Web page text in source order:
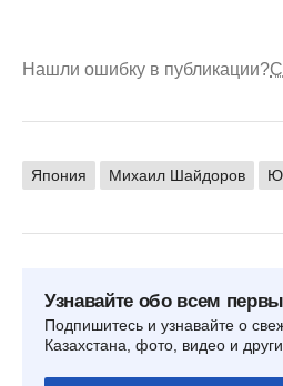
Нашли ошибку в публикации?
Япония Михаил Шайдоров
Узнавайте обо всем
Подпишитесь и узнавайте о
Казахстана, фото, видео и